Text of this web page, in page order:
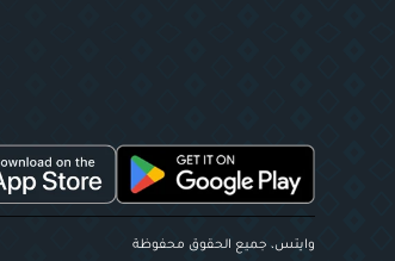
وايتس، جميع الحقوق محفوظة